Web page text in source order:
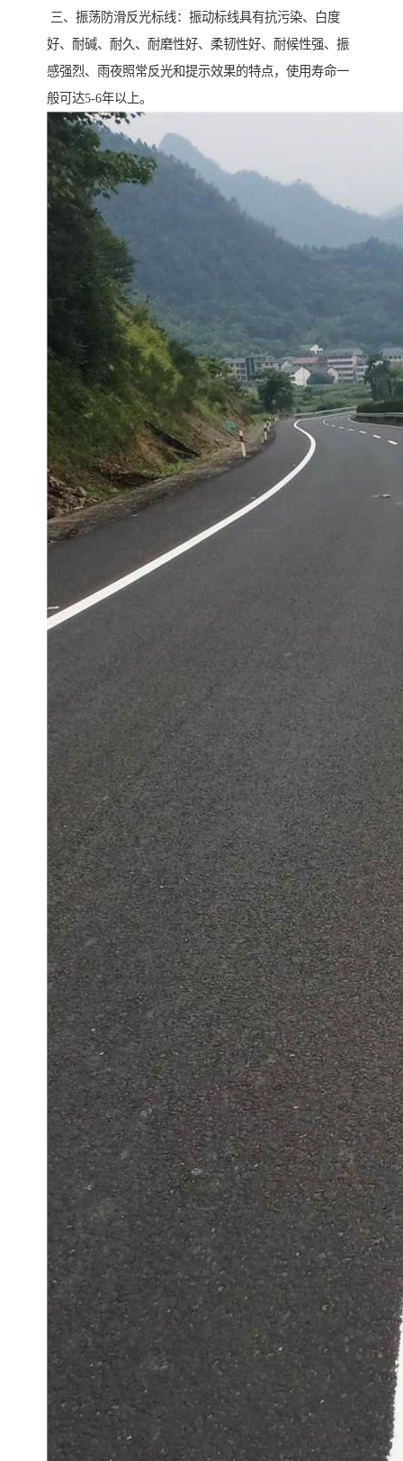
三、振荡防滑反光标线：振动标线具有抗污染、白度
好、耐碱、耐久、耐磨性好、柔韧性好、耐候性强、振
感强烈、雨夜照常反光和提示效果的特点，使用寿命一
般可达5-6年以上。